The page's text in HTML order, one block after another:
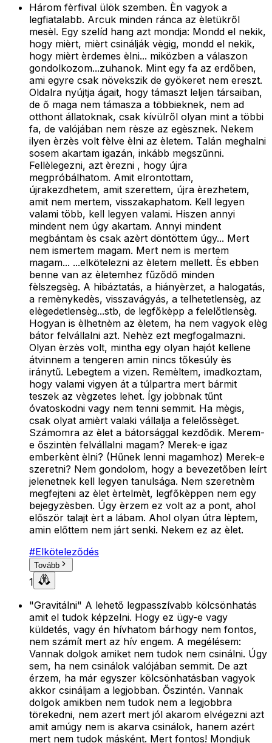
Három fèrfival ülök szemben. Èn vagyok a
legfiatalabb. Arcuk minden ránca az èletükről
mesèl. Egy szelíd hang azt mondja: Mondd el nekik,
hogy mièrt, mièrt csinálják vègig, mondd el nekik,
hogy mièrt èrdemes èlni... miközben a válaszon
gondolkozom...zuhanok. Mint egy fa az erdőben,
ami egyre csak növekszik de gyökeret nem ereszt.
Oldalra nyújtja ágait, hogy támaszt leljen társaiban,
de ő maga nem támasza a többieknek, nem ad
otthont állatoknak, csak kívülről olyan mint a többi
fa, de valójában nem rèsze az egèsznek. Nekem
ilyen èrzès volt fèlve èlni az èletem. Talán meghalni
sosem akartam igazán, inkább megszűnni.
Fellèlegezni, azt èrezni , hogy újra
megpróbálhatom. Amit elrontottam,
újrakezdhetem, amit szerettem, újra èrezhetem,
amit nem mertem, visszakaphatom. Kell legyen
valami több, kell legyen valami. Hiszen annyi
mindent nem úgy akartam. Annyi mindent
megbántam ès csak azèrt döntöttem úgy... Mert
nem ismertem magam. Mert nem is mertem
magam... ...elkötelezni az èletem mellett. Ès ebben
benne van az èletemhez fűződő minden
fèlszegsèg. A hibáztatás, a hiányèrzet, a halogatás,
a remènykedès, visszavágyás, a telhetetlensèg, az
elègedetlensèg...stb, de legfőkèpp a felelőtlensèg.
Hogyan is èlhetnèm az èletem, ha nem vagyok elèg
bátor felvállalni azt. Nehèz ezt megfogalmazni.
Olyan èrzès volt, mintha egy olyan hajót kellene
átvinnem a tengeren amin nincs tőkesúly ès
iránytű. Lebegtem a vizen. Remèltem, imadkoztam,
hogy valami vigyen át a túlpartra mert bármit
teszek az vègzetes lehet. Így jobbnak tűnt
óvatoskodni vagy nem tenni semmit. Ha mègis,
csak olyat amièrt valaki vállalja a felelőssèget.
Számomra az èlet a bátorsággal kezdődik. Merem-
e őszintèn felvállalni magam? Merek-e igaz
emberkènt èlni? (Hűnek lenni magamhoz) Merek-e
szeretni? Nem gondolom, hogy a bevezetőben leírt
jelenetnek kell legyen tanulsága. Nem szeretnèm
megfejteni az èlet èrtelmèt, legfőkèppen nem egy
bejegyzèsben. Úgy èrzem ez volt az a pont, ahol
először talajt èrt a lábam. Ahol olyan útra lèptem,
amin előttem nem járt senki. Nekem ez az èlet.
#Elköteleződés
Tovább
1
"Gravitálni" A lehető legpasszívabb kölcsönhatás
amit el tudok képzelni. Hogy ez ügy-e vagy
küldetés, vagy én hívhatom bárhogy nem fontos,
nem számít mert az hív engem. A megélésem:
Vannak dolgok amiket nem tudok nem csinálni. Úgy
sem, ha nem csinálok valójában semmit. De azt
érzem, ha már egyszer kölcsönhatásban vagyok
akkor csináljam a legjobban. Őszintén. Vannak
dolgok amikben nem tudok nem a legjobbra
törekedni, nem azert mert jól akarom elvégezni azt
amit amúgy nem is akarva csinálok, hanem azért
mert nem tudok másként. Mert fontos! Mondjuk